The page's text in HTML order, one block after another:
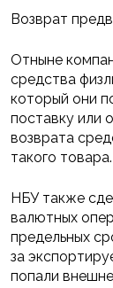
Возврат
Отныне
средства
который они
поставку или
возврата
такого товара.
НБУ также
валютных
предельных
за
попали